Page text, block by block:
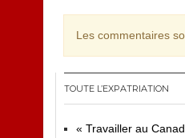
Les commentaires
TOUTE L’EXPATRIATION
« Travailler au